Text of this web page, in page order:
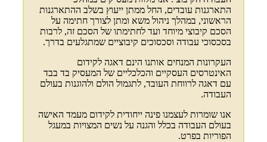
התארגנות עובדים, החל ממתן ייעוץ בשלב ההתארגנות
הראשוני, במהלך ניהול משא ומתן לצורך חתימה על
הסכם קיבוצי מיוחד ועד לחתימתו של הסכם זה, לרבות
בסכסוכי עבודה וסכסוכים קיבוציים שמתגלעים בדרך.
העקרונות המנחים אותנו הינם דאגה לקידום
האינטרסים העסקיים והכלכליים של המעסיק בד בבד
עם דאגה לרווחת העובד, לתגמול הולם ולהוגנות בעולם
העבודה.
אנו שומרות לעצמנו פינה ייחודית לקידום מעמד האישה
בעולם העבודה בכלל והגנה על נשים המצויות במעגל
הפוריות בפרט.